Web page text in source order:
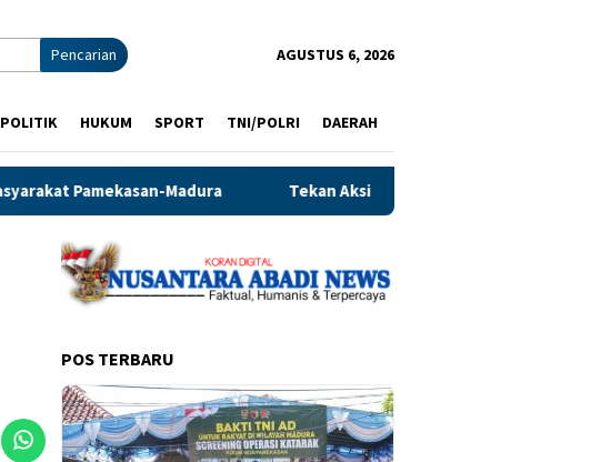
Pencarian AGUSTUS 6, 2026
POLITIK HUKUM SPORT TNI/POLRI DAERAH
Tekan Aksi Curat, Curas dan Curanmor, Polsek Tarik Perkuat Patroli di
POS TERBARU